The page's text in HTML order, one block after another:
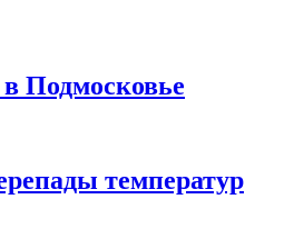
Подмосковье
температур